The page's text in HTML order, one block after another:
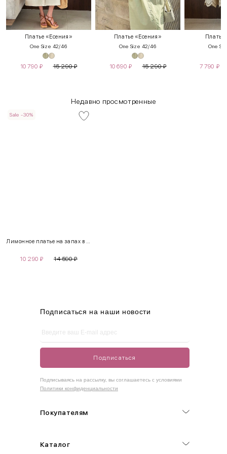
Платье «Есения»
One Size 42/46
10 790 ₽ 15 290₽
Платье «Есения»
One Size 42/46
10 690 ₽ 15 290₽
One
7 790 ₽
Недавно просмотренные
Sale -30%
Лимонное платье на запах в тюльпан
10 290 ₽ 14 590₽
S 42-44
42-50
Как правильно себя обмерить
Измеряется по самым выступающим точкам.
Покупателям
Каталог
Подписаться на наши новости
Подписаться
Подписываясь на рассылку, вы соглашаетесь с условиями
Политики конфиденциальности